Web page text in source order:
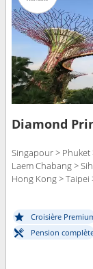
Diamond
Singapour > Phuket
Laem Chabang >
Hong Kong > Taipei
Croisière
Pension